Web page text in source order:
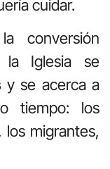
cuidar.
conversión
la Iglesia se
y se acerca a
tiempo: los
los migrantes,